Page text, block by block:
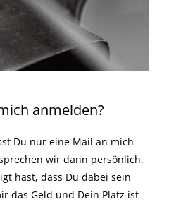
anmelden?
Du nur eine Mail an mich
wir dann persönlich.
hast, dass Du dabei sein
das Geld und Dein Platz ist